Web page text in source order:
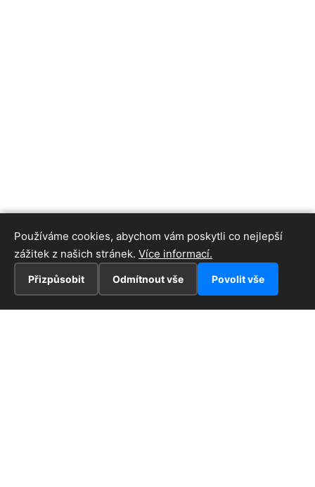
Používáme cookies, abychom vám poskytli co nejlepší
zážitek z našich stránek. Více informací.
Přizpůsobit Odmítnout vše Povolit vše